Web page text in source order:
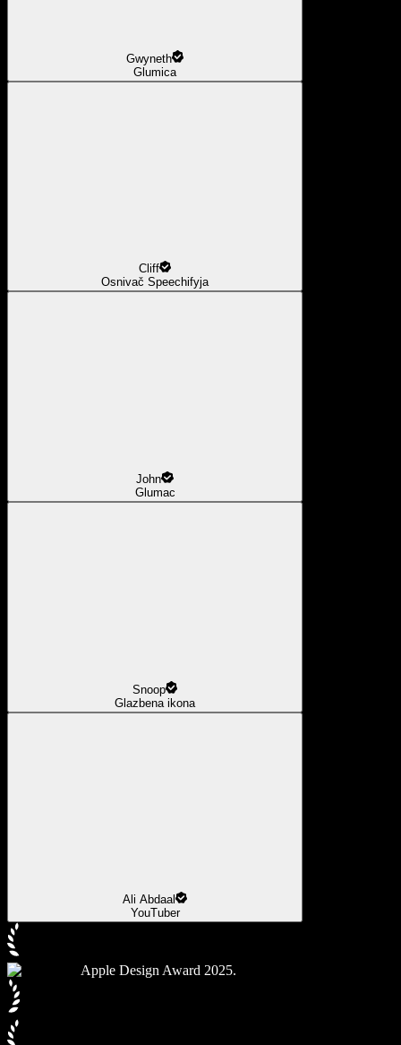
Gwyneth
Glumica
Cliff
Osnivač Speechifyja
John
Glumac
Snoop
Glazbena ikona
Ali Abdaal
YouTuber
Apple Design Award 2025.